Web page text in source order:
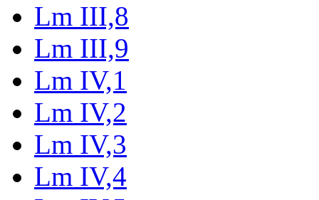
Lm III,8
Lm III,9
Lm IV,1
Lm IV,2
Lm IV,3
Lm IV,4